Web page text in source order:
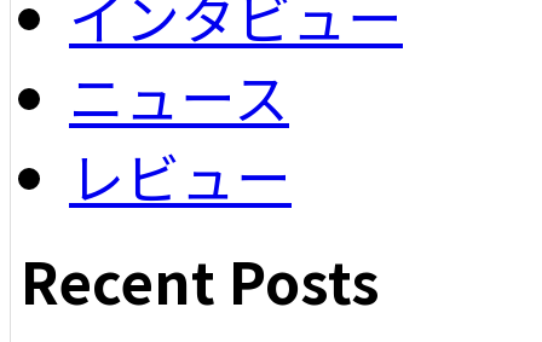
ニュース
レビュー
Recent Posts